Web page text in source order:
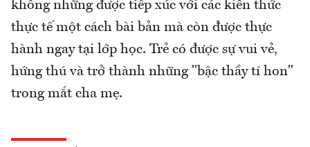
không những được tiếp xúc với các kiến thức
thực tế một cách bài bản mà còn được thực
hành ngay tại lớp học. Trẻ có được sự vui vẻ,
hứng thú và trở thành những "bậc thầy tí hon"
trong mắt cha mẹ.